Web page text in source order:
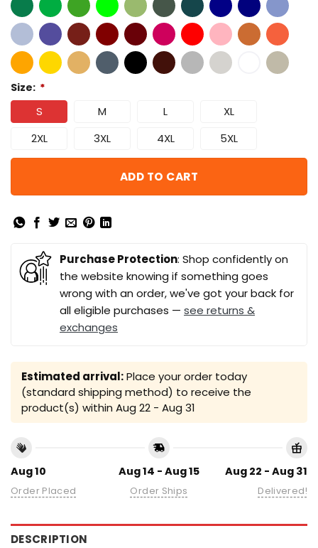
Size: *
S M L
XL
2XL
3XL 4XL 5XL
ADD TO CART
Purchase Protection: Shop confidently on
the website knowing if something goes
wrong with an order, we've got your back for
all eligible purchases — see returns &
exchanges
Estimated arrival:Place your order today
(standard shipping method) to receive the
product(s) within Aug 22 - Aug 31
Aug 10
Order Placed
Aug 14 - Aug 15
Order Ships
Aug 22 - Aug 31
Delivered!
DESCRIPTION